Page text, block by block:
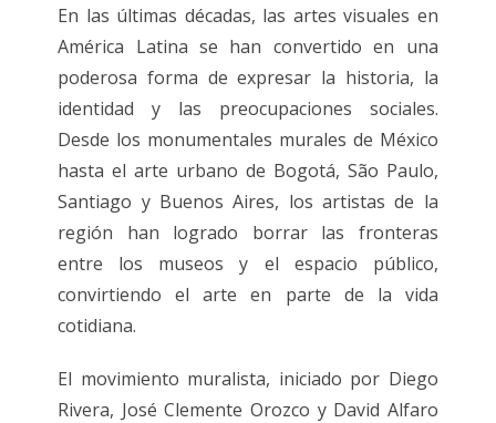
En las últimas décadas, las artes visuales en
América Latina se han convertido en una
poderosa forma de expresar la historia, la
identidad y las preocupaciones sociales.
Desde los monumentales murales de México
hasta el arte urbano de Bogotá, São Paulo,
Santiago y Buenos Aires, los artistas de la
región han logrado borrar las fronteras
entre los museos y el espacio público,
convirtiendo el arte en parte de la vida
cotidiana.
El movimiento muralista, iniciado por Diego
Rivera, José Clemente Orozco y David Alfaro